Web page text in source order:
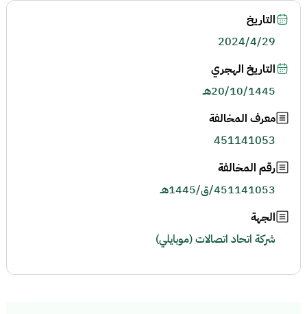
التاريخ
2024/4/29
التاريخ الهجري
20/10/1445هـ
معرف المخالفة
451141053
رقم المخالفة
451141053/ق/1445هـ
الجهة
شركة اتحاد اتصالات (موبايلي)